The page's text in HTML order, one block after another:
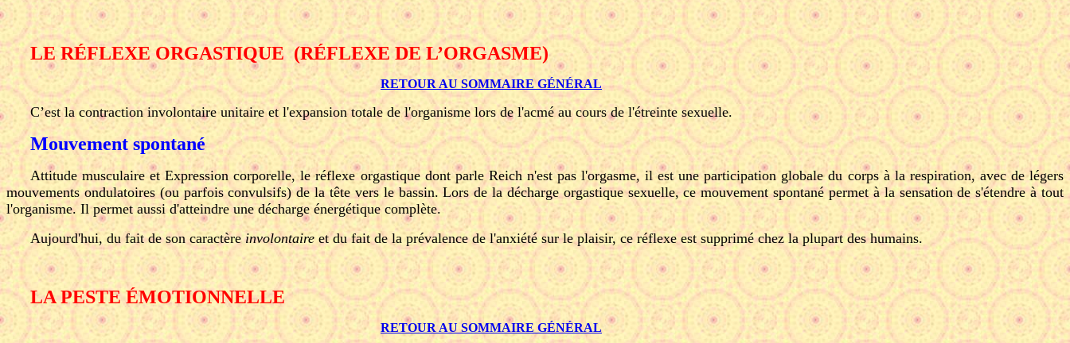
LE RÉFLEXE ORGASTIQUE (RÉFLEXE DE L’ORGASME)
RETOUR AU SOMMAIRE GÉNÉRAL
C’est la contraction involontaire unitaire et l'expansion totale de l'organisme lors de l'acmé au cours de l'étreinte sexuelle.
Mouvement spontané
Attitude musculaire et Expression corporelle, le réflexe orgastique dont parle Reich n'est pas l'orgasme, il est une participation globale du corps à la respiration, avec de légers
mouvements ondulatoires (ou parfois convulsifs) de la tête vers le bassin. Lors de la décharge orgastique sexuelle, ce mouvement spontané permet à la sensation de s'étendre à tout
l'organisme. Il permet aussi d'atteindre une décharge énergétique complète.
Aujourd'hui, du fait de son caractère involontaire et du fait de la prévalence de l'anxiété sur le plaisir, ce réflexe est supprimé chez la plupart des humains.
LA PESTE ÉMOTIONNELLE
RETOUR AU SOMMAIRE GÉNÉRAL